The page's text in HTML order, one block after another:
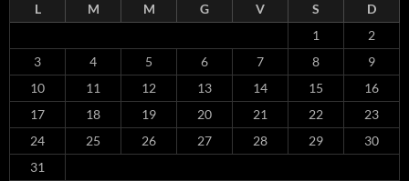
L M M G V S
D
1
2
3
4 5 6 7 8
9
10
11 12 13 14 15
16
17
18 19 20 21 22
23
24
25 26 27 28 29
30
31